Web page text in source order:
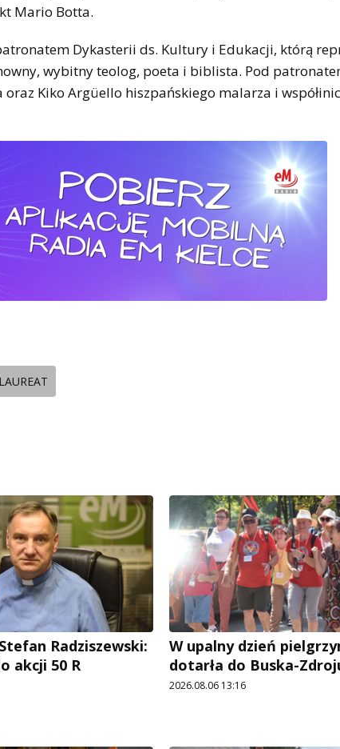
Mario Botta.
Dykasterii ds. Kultury i Edukacji, którą
wybitny teolog, poeta i biblista. Pod
Kiko Argüello hiszpańskiego malarza i
LAUREAT
Radziszewski:
akcji 50 R
W upalny dzień
dotarła do Buska-
2026.08.06 13:16